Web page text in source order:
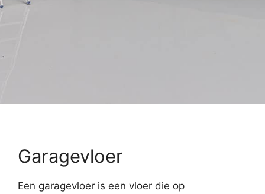
Garagevloer
Een garagevloer is een vloer die op